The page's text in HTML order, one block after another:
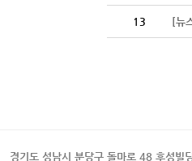
13 [뉴
경기도 성남시 분당구 돌마로 48 후성